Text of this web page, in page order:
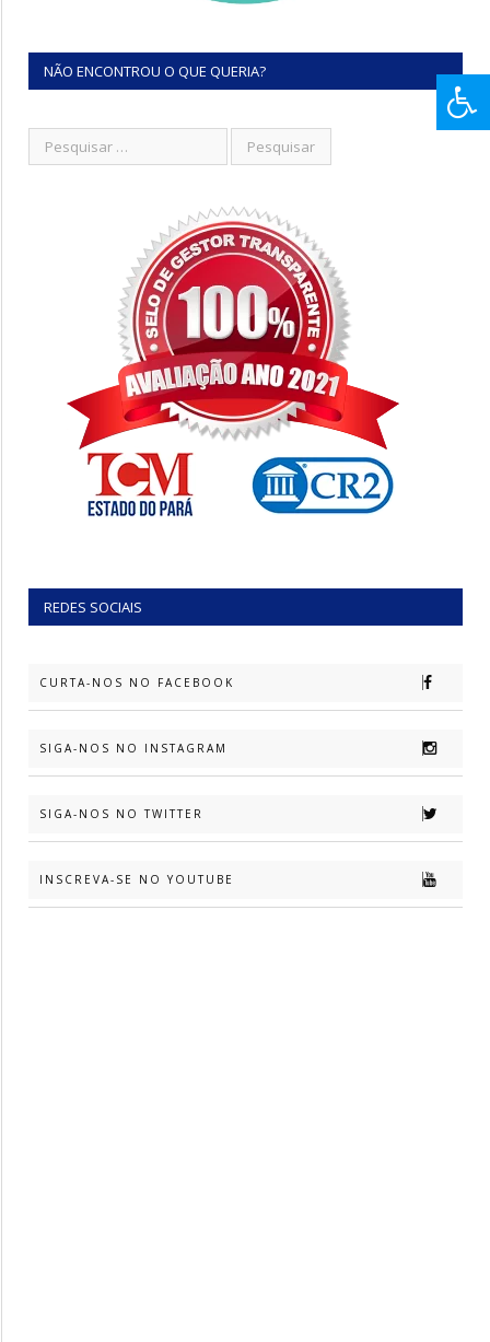
NÃO ENCONTROU O QUE QUERIA?
REDES SOCIAIS
CURTA-NOS NO FACEBOOK
SIGA-NOS NO INSTAGRAM
SIGA-NOS NO TWITTER
INSCREVA-SE NO YOUTUBE